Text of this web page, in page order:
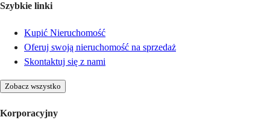
Szybkie linki
Kupić Nieruchomość
Oferuj swoją nieruchomość na sprzedaż
Skontaktuj się z nami
Zobacz wszystko
Korporacyjny